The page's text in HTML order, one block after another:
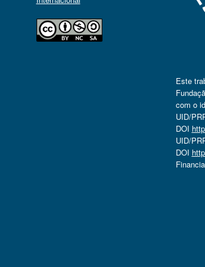
Este
com o
UID/
DOI
UID/
DOI